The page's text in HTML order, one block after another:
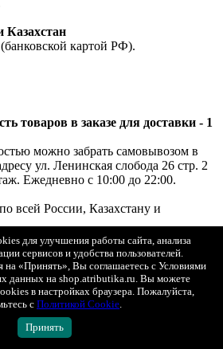
Казахстан
картой РФ).
товаров в заказе для доставки - 1
можно забрать самовывозом в
ул. Ленинская слобода 26 стр. 2
Ежедневно с 10:00 до 22:00.
всей России, Казахстану и
скидка 50 % на доставку.
доставка - бесплатно.
слобода, 26, стр. 2, ТЦ «Глобал
с 10:00 до 22:00).
— выдача за 30 минут, если под
для улучшения работы сайта, анализа
сервисов и удобства пользователей.
на «Принять», Вы соглашаетесь с Условиями
данных на shop.atributika.ru. Вы можете
в настройках браузера. Пожалуйста,
с Политикой Cookie.
Принять